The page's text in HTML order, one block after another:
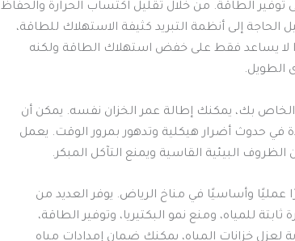
توفير الطاقة. من خلال تقليل اكتساب الحرارة والحفاظ
الحاجة إلى أنظمة التبريد كثيفة الاستهلاك للطاقة،
لا يساعد فقط على خفض استهلاك الطاقة ولكنه
الطويل.
الخاص بك، يمكنك إطالة عمر الخزان نفسه. يمكن أن
في حدوث أضرار هيكلية وتدهور بمرور الوقت. يعمل
البيئية القاسية ويمنع التآكل المبكر.
عمليًا وأساسيًا في مناخ الرياض. يوفر العديد من
للمياه، ومنع نمو البكتيريا، وتوفير الطاقة،
لعزل خزانات المياه، يمكنك ضمان إمدادات مياه